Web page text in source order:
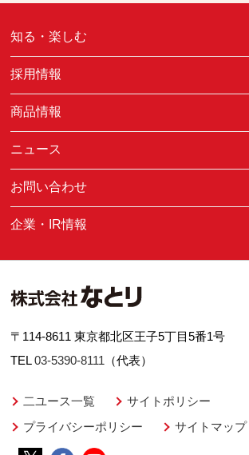
知る・楽しむ
採用情報
商品情報
ニュース
お問い合わせ
企業・IR情報
〒114-8611 東京都北区王子5丁目5番1号
TEL03-5390-8111 （代表）
二ユース一覧
サイトポリシー
プライバシーポリシー
サイトマップ